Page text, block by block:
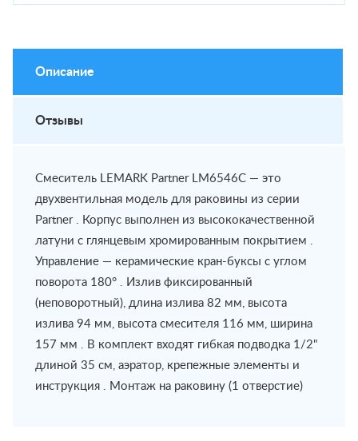
Описание
Отзывы
Смеситель LEMARK Partner LM6546C — это
двухвентильная модель для раковины из серии
Partner . Корпус выполнен из высококачественной
латуни с глянцевым хромированным покрытием .
Управление — керамические кран-буксы с углом
поворота 180° . Излив фиксированный
(неповоротный), длина излива 82 мм, высота
излива 94 мм, высота смесителя 116 мм, ширина
157 мм . В комплект входят гибкая подводка 1/2"
длиной 35 см, аэратор, крепежные элементы и
инструкция . Монтаж на раковину (1 отверстие)